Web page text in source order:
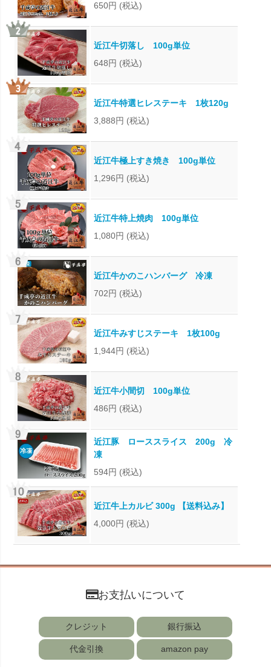
650円 (税込)
近江牛切落し 100g単位
648円 (税込)
近江牛特選ヒレステーキ 1枚120g
3,888円 (税込)
近江牛極上すき焼き 100g単位
1,296円 (税込)
近江牛特上焼肉 100g単位
1,080円 (税込)
近江牛かのこハンバーグ 冷凍
702円 (税込)
近江牛みすじステーキ 1枚100g
1,944円 (税込)
近江牛小間切 100g単位
486円 (税込)
近江豚 ローススライス 200g 冷
凍
594円 (税込)
近江牛上カルビ 300g 【送料込み】
4,000円 (税込)
お支払いについて
クレジット 銀行振込
代金引換 amazon pay